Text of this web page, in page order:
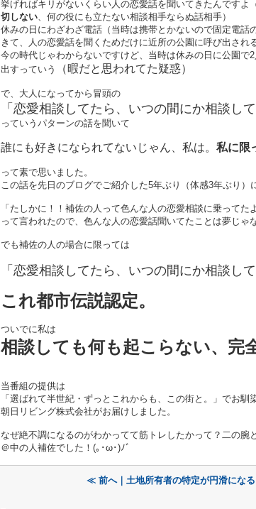
挙げればキリがないくらい人の恋愛話を聞いてきたんですよ
切しない、何の役にも立たない相談相手ならぬ話相手）
休みの日にわざわざ電話（当時は携帯とかないので固定電
きて、人の恋愛話を聞くためだけに近所の公園に呼び出され
今の時代じゃわからないですけど、当時は休みの日に公園
出すっていう
（暇だと思われてた疑惑）
で、大人になってから冒頭の
「恋愛相談してたら、いつの間にか相談し
っていうパターンの話を聞いて
誰にも好きになられてないじゃん、私は。 私に限
って素で思いました。
この話を先日のブログでご紹介した5年ぶり（体感3年ぶり）
「たしかに！！補佐の人って色んな人の恋愛相談に乗ってた
って言われたので、色んな人の恋愛話聞いてたことは夢じゃ
でも補佐の人の場合に限っては
「恋愛相談してたら、いつの間にか相談し
これ都市伝説認定。
ついでに私は
相談しても何も起こらない、完
当番組の提供は
「選ばれて半世紀・ずっとこれからも、この街と。」でお馴
朝日リビング株式会社がお届けしました。
なぜ絶不調になるのがわかってて筋トレしたかって？二の腕
＠中の人補佐でした！(｡･ω･)ﾉﾞ
≪ 前へ｜土地所有者の特定が円滑になる